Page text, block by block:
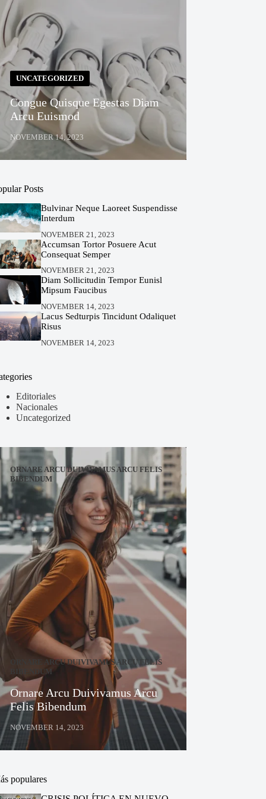
UNCATEGORIZED
Congue Quisque Egestas Diam
Arcu Euismod
NOVEMBER 14, 2023
Posts
Bulvinar Neque Laoreet Suspendisse
Interdum
NOVEMBER 21, 2023
Accumsan Tortor Posuere Acut
Consequat Semper
NOVEMBER 21, 2023
Diam Sollicitudin Tempor Eunisl
Mipsum Faucibus
NOVEMBER 14, 2023
Lacus Sedturpis Tincidunt Odaliquet
Risus
NOVEMBER 14, 2023
Editoriales
Nacionales
Uncategorized
ORNARE ARCU DUIVIVAMUS ARCU FELIS
BIBENDUM
ORNARE ARCU DUIVIVAMUS ARCU FELIS
BIBENDUM
Ornare Arcu Duivivamus Arcu
Felis Bibendum
NOVEMBER 14, 2023
populares